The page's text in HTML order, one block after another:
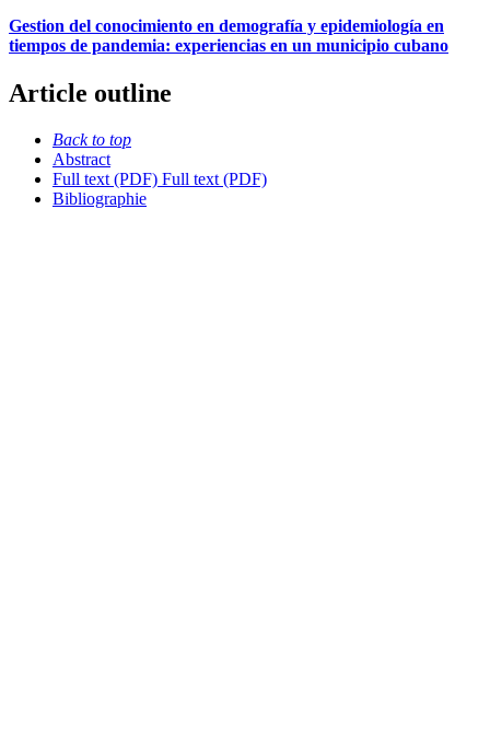
Gestion del conocimiento en demografía y epidemiología en
tiempos de pandemia: experiencias en un municipio cubano
Article outline
Back to top
Abstract
Full text (PDF) Full text (PDF)
Bibliographie